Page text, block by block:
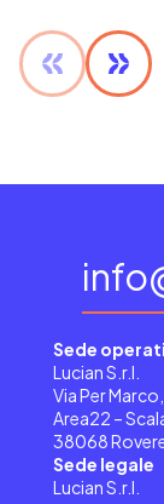
Sede
Lucian S.r.l.
Via Per
Area22 –
38068
Sede legale
Lucian S.r.l.